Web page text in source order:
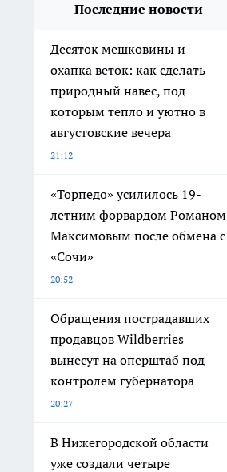
Последние новости
Десяток мешковины и
охапка веток: как сделать
природный навес, под
которым тепло и уютно в
августовские вечера
21:12
«Торпедо» усилилось 19-
летним форвардом Романом
Максимовым после обмена с
«Сочи»
20:52
Обращения пострадавших
продавцов Wildberries
вынесут на оперштаб под
контролем губернатора
20:27
В Нижегородской области
уже создали четыре